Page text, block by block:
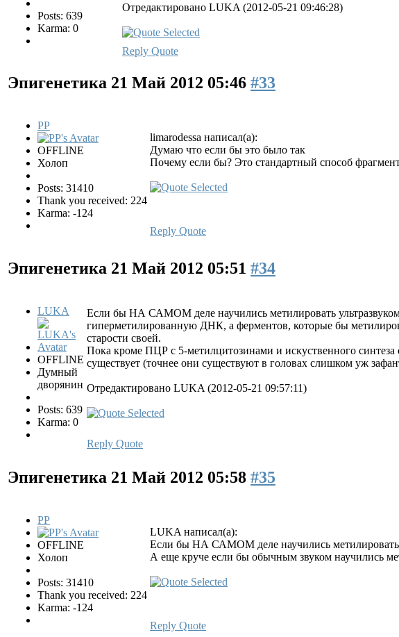
Posts: 639
Karma: 0
Отредактировано LUKA (2012-05-21 09:46:28)
Reply Quote
Эпигенетика 21 Май 2012 05:46 #33
PP
OFFLINE
Холоп
Posts: 31410
Thank you received: 224
Karma: -124
limarodessa написал(а):
Думаю что если бы это было так
Почему если бы? Это стандартный способ
Reply Quote
Эпигенетика 21 Май 2012 05:51 #34
LUKA
OFFLINE
Думный
дворянин
Posts: 639
Karma: 0
Если бы НА САМОМ деле научились метилировать
гиперметилированную ДНК, а ферментов, которые бы
старости своей.
Пока кроме ПЦР с 5-метилцитозинами и искуственного
существует (точнее они существуют в головах слишком уж
Отредактировано LUKA (2012-05-21 09:57:11)
Reply Quote
Эпигенетика 21 Май 2012 05:58 #35
PP
OFFLINE
Холоп
Posts: 31410
Thank you received: 224
Karma: -124
LUKA написал(а):
Если бы НА САМОМ деле научились
А еще круче если бы обычным звуком научились
Reply Quote